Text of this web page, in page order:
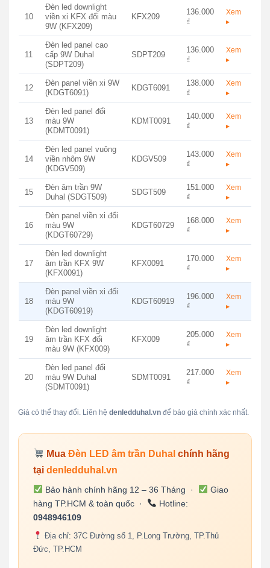
10
Đèn led downlight
viền xi KFX đổi màu
9W (KFX209)
KFX209
136.000
₫
Xem
▸
11
Đèn led panel cao
cấp 9W Duhal
(SDPT209)
SDPT209
136.000
₫
Xem
▸
12
Đèn panel viền xi 9W
(KDGT6091)
KDGT6091
138.000
₫
Xem
▸
13
Đèn led panel đổi
màu 9W
(KDMT0091)
KDMT0091
140.000
₫
Xem
▸
14
Đèn led panel vuông
viền nhôm 9W
(KDGV509)
KDGV509
143.000
₫
Xem
▸
15
Đèn âm trần 9W
Duhal (SDGT509)
SDGT509
151.000
₫
Xem
▸
16
Đèn panel viền xi đổi
màu 9W
(KDGT60729)
KDGT60729
168.000
₫
Xem
▸
17
Đèn led downlight
âm trần KFX 9W
(KFX0091)
KFX0091
170.000
₫
Xem
▸
18
Đèn panel viền xi đổi
màu 9W
(KDGT60919)
KDGT60919
196.000
₫
Xem
▸
19
Đèn led downlight
âm trần KFX đổi
màu 9W (KFX009)
KFX009
205.000
₫
Xem
▸
20
Đèn led panel đổi
màu 9W Duhal
(SDMT0091)
SDMT0091
217.000
₫
Xem
▸
Giá có thể thay đổi. Liên hệ denledduhal.vnđể báo giá chính xác nhất.
MuaĐèn LED âm trần Duhal chính hãng
tại denledduhal.vn
Bảo hành chính hãng 12 – 36 Tháng ·
Giao
hàng TP.HCM & toàn quốc ·
Hotline:
0948946109
Địa chỉ: 37C Đường số 1, P.Long Trường, TP.Thủ
Đức, TP.HCM